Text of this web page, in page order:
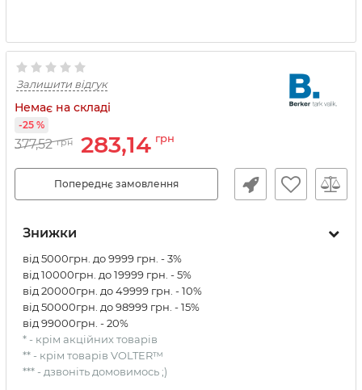
Залишити відгук
Немає на складі
377,52 грн 283,14 грн
-25 %
Попереднє замовлення
Знижки
від 5000грн. до 9999 грн. - 3%
від 10000грн. до 19999 грн. - 5%
від 20000грн. до 49999 грн. - 10%
від 50000грн. до 98999 грн. - 15%
від 99000грн. - 20%
* - крім акційних товарів
** - крім товарів VOLTER™
*** - дзвоніть домовимось ;)